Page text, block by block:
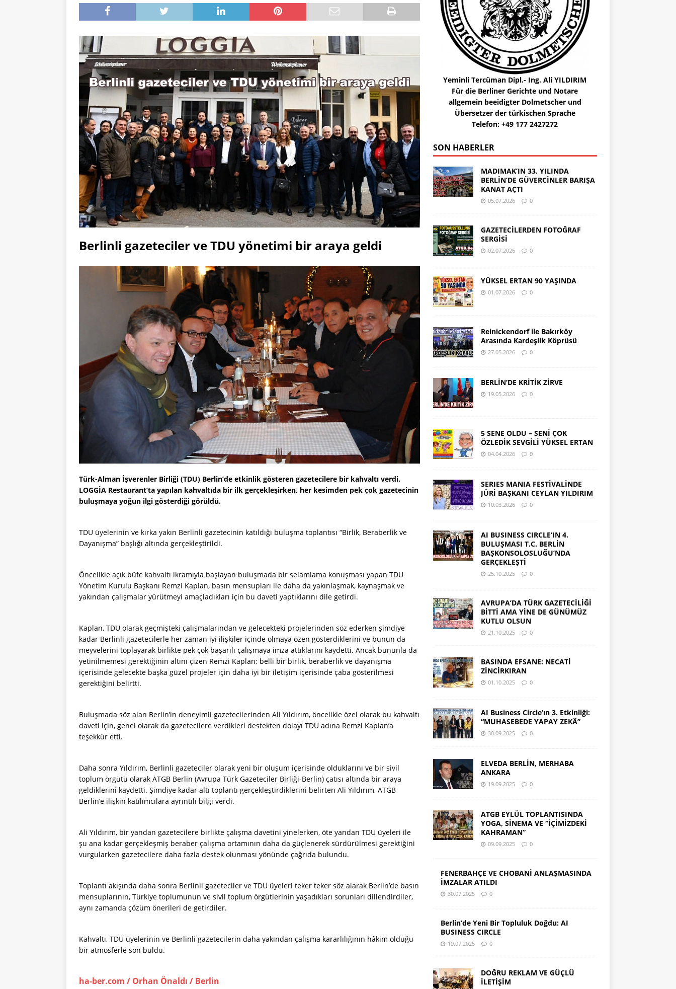
Berlinli gazeteciler ve TDU yönetimi bir araya geldi
Türk-Alman İşverenler Birliği (TDU) Berlin’de etkinlik gösteren gazetecilere bir kahvaltı verdi.
LOGGİA Restaurant’ta yapılan kahvaltıda bir ilk gerçekleşirken, her kesimden pek çok gazetecinin
buluşmaya yoğun ilgi gösterdiği görüldü.
TDU üyelerinin ve kırka yakın Berlinli gazetecinin katıldığı buluşma toplantısı “Birlik, Beraberlik ve
Dayanışma” başlığı altında gerçekleştirildi.
Öncelikle açık büfe kahvaltı ikramıyla başlayan buluşmada bir selamlama konuşması yapan TDU
Yönetim Kurulu Başkanı Remzi Kaplan, basın mensupları ile daha da yakınlaşmak, kaynaşmak ve
yakından çalışmalar yürütmeyi amaçladıkları için bu daveti yaptıklarını dile getirdi.
Kaplan, TDU olarak geçmişteki çalışmalarından ve gelecekteki projelerinden söz ederken şimdiye
kadar Berlinli gazetecilerle her zaman iyi ilişkiler içinde olmaya özen gösterdiklerini ve bunun da
meyvelerini toplayarak birlikte pek çok başarılı çalışmaya imza attıklarını kaydetti. Ancak bununla da
yetinilmemesi gerektiğinin altını çizen Remzi Kaplan; belli bir birlik, beraberlik ve dayanışma
içerisinde gelecekte başka güzel projeler için daha iyi bir iletişim içerisinde çaba gösterilmesi
gerektiğini belirtti.
Buluşmada söz alan Berlin’in deneyimli gazetecilerinden Ali Yıldırım, öncelikle özel olarak bu kahvaltı
daveti için, genel olarak da gazetecilere verdikleri destekten dolayı TDU adına Remzi Kaplan’a
teşekkür etti.
Daha sonra Yıldırım, Berlinli gazeteciler olarak yeni bir oluşum içerisinde olduklarını ve bir sivil
toplum örgütü olarak ATGB Berlin (Avrupa Türk Gazeteciler Birliği-Berlin) çatısı altında bir araya
geldiklerini kaydetti. Şimdiye kadar altı toplantı gerçekleştirdiklerini belirten Ali Yıldırım, ATGB
Berlin’e ilişkin katılımcılara ayrıntılı bilgi verdi.
Ali Yıldırım, bir yandan gazetecilere birlikte çalışma davetini yinelerken, öte yandan TDU üyeleri ile
şu ana kadar gerçekleşmiş beraber çalışma ortamının daha da güçlenerek sürdürülmesi gerektiğini
vurgularken gazetecilere daha fazla destek olunması yönünde çağrıda bulundu.
Toplantı akışında daha sonra Berlinli gazeteciler ve TDU üyeleri teker teker söz alarak Berlin’de basın
mensuplarının, Türkiye toplumunun ve sivil toplum örgütlerinin yaşadıkları sorunları dillendirdiler,
aynı zamanda çözüm önerileri de getirdiler.
Kahvaltı, TDU üyelerinin ve Berlinli gazetecilerin daha yakından çalışma kararlılığının hâkim olduğu
bir atmosferle son buldu.
ha-ber.com / Orhan Önaldı / Berlin
Yeminli Tercüman Dipl.- Ing. Ali YILDIRIM
Für die Berliner Gerichte und Notare
allgemein beeidigter Dolmetscher und
Übersetzer der türkischen Sprache
Telefon: +49 177 2427272
SON HABERLER
MADIMAK’IN 33. YILINDA
BERLİN’DE GÜVERCİNLER BARIŞA
KANAT AÇTI
05.07.2026 0
GAZETECİLERDEN FOTOĞRAF
SERGİSİ
02.07.2026 0
YÜKSEL ERTAN 90 YAŞINDA
01.07.2026 0
Reinickendorf ile Bakırköy
Arasında Kardeşlik Köprüsü
27.05.2026 0
BERLİN’DE KRİTİK ZİRVE
19.05.2026 0
5 SENE OLDU – SENİ ÇOK
ÖZLEDİK SEVGİLİ YÜKSEL ERTAN
04.04.2026 0
SERIES MANIA FESTİVALİNDE
JÜRİ BAŞKANI CEYLAN YILDIRIM
10.03.2026 0
AI BUSINESS CIRCLE’IN 4.
BULUŞMASI T.C. BERLİN
BAŞKONSOLOSLUĞU’NDA
GERÇEKLEŞTİ
25.10.2025 0
AVRUPA’DA TÜRK GAZETECİLİĞİ
BİTTİ AMA YİNE DE GÜNÜMÜZ
KUTLU OLSUN
21.10.2025 0
BASINDA EFSANE: NECATİ
ZİNCİRKIRAN
01.10.2025 0
AI Business Circle’ın 3. Etkinliği:
“MUHASEBEDE YAPAY ZEKÂ”
30.09.2025 0
ELVEDA BERLİN, MERHABA
ANKARA
19.09.2025 0
ATGB EYLÜL TOPLANTISINDA
YOGA, SİNEMA VE “İÇİMİZDEKİ
KAHRAMAN”
09.09.2025 0
FENERBAHÇE VE CHOBANİ ANLAŞMASINDA
İMZALAR ATILDI
30.07.2025 0
Berlin’de Yeni Bir Topluluk Doğdu: AI
BUSINESS CIRCLE
19.07.2025 0
DOĞRU REKLAM VE GÜÇLÜ
İLETİŞİM